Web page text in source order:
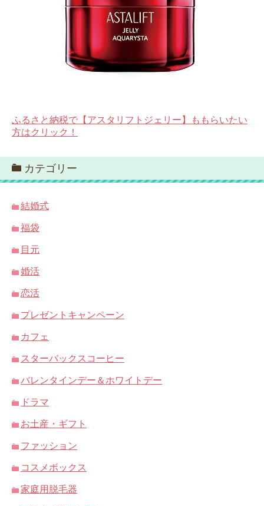
ふるさと納税で【アスタリフトジェリー】ももらいたい
方はクリック！
カテゴリー
結婚式
福袋
目元
婚活
恋活
プレゼントキャンペーン
カフェ
スターバックスコーヒー
バレンタインデー＆ホワイトデー
ドラマ
お土産・ギフト
ファッション
コスメボックス
家庭用脱毛器